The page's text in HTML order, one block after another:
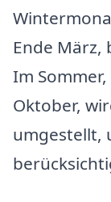
Ende
Im
Oktober,
umgestellt,